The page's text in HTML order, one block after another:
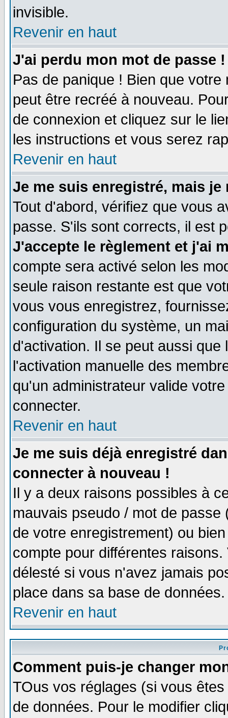
invisible.
Revenir en haut
J'ai perdu mon mot de passe !
Pas de panique ! Bien que
peut être recréé à nouveau.
de connexion et cliquez sur le
les instructions et vous serez
Revenir en haut
Je me suis enregistré, mais
Tout d'abord, vérifiez que vous
passe. S'ils sont corrects, il est
J'accepte le règlement et j'ai
compte sera activé selon les
seule raison restante est que
vous vous enregistrez,
configuration du système, un
d'activation. Il se peut aussi
l'activation manuelle des
qu'un administrateur valide
connecter.
Revenir en haut
Je me suis déjà enregistré
connecter à nouveau !
Il y a deux raisons possibles à
mauvais pseudo / mot de
de votre enregistrement) ou
compte pour différentes
délesté si vous n'avez jamais
place dans sa base de
Revenir en haut
Comment puis-je changer
TOus vos réglages (si vous
de données. Pour le modifier